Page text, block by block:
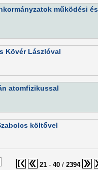
működési és
Kövér Lászlóval
atomfizikussal
költővel
21- 40/ 2394